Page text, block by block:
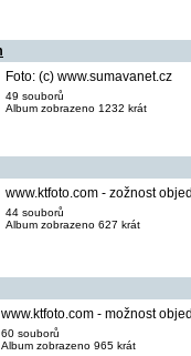
Foto: (c) www.sumavanet.cz
49 souborů
Album zobrazeno 1232 krát
www.ktfoto.com - zožnost
44 souborů
Album zobrazeno 627 krát
www.ktfoto.com - možnost
60 souborů
Album zobrazeno 965 krát